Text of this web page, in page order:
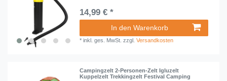
14,99 € *
In den Warenkorb
*inkl. ges. MwSt. zzgl.Versandkosten
Campingzelt 2-Personen-Zelt Igluzelt
Kuppelzelt Trekkingzelt Festival Camping